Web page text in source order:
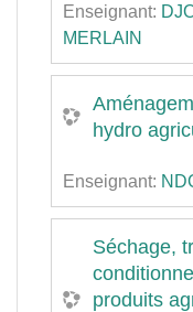
Enseignant:
MERLAIN
hydro
Enseignant:
Séchage,
produits